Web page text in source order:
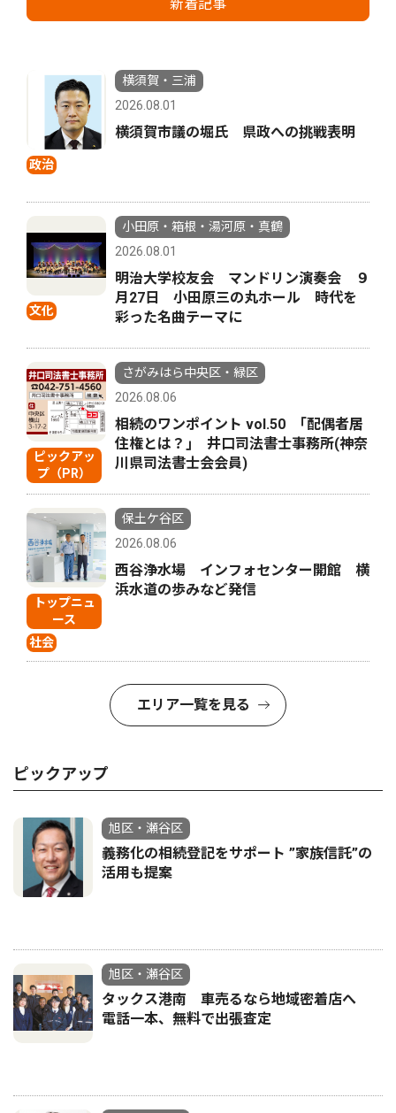
新着記事
政治
横須賀・三浦
2026.08.01
横須賀市議の堀氏 県政への挑戦表明
文化
小田原・箱根・湯河原・真鶴
2026.08.01
明治大学校友会 マンドリン演奏会 ９
月27日 小田原三の丸ホール 時代を
彩った名曲テーマに
ピックアッ
プ（PR）
さがみはら中央区・緑区
2026.08.06
相続のワンポイント vol.50 ｢配偶者居
住権とは？｣ 井口司法書士事務所(神奈
川県司法書士会会員)
トップニュ
ース
社会
保土ケ谷区
2026.08.06
西谷浄水場 インフォセンター開館 横
浜水道の歩みなど発信
エリア一覧を見る
ピックアップ
旭区・瀬谷区
義務化の相続登記をサポート ”家族信託”の
活用も提案
旭区・瀬谷区
タックス港南 車売るなら地域密着店へ
電話一本、無料で出張査定